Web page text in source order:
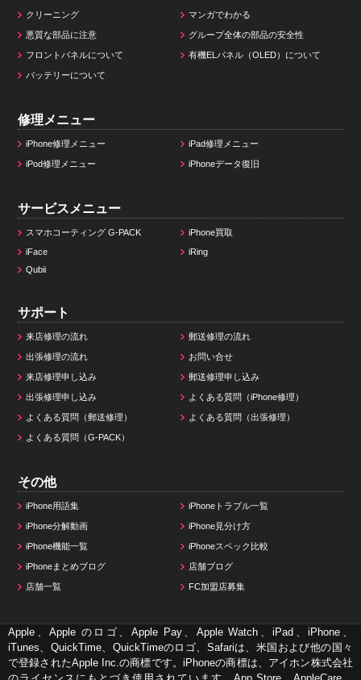
クリーニング マンガでわかる
悪質な部品に注意 グループ全体の部品の安全性
フロントパネルについて 有機ELパネル（OLED）について
バッテリーについて
修理メニュー
iPhone修理メニュー iPad修理メニュー
iPod修理メニュー iPhoneデータ復旧
サービスメニュー
スマホコーティング G-PACK
iPhone買取
iFace
iRing
Qubii
サポート
来店修理の流れ 郵送修理の流れ
出張修理の流れ お問い合せ
来店修理申し込み 郵送修理申し込み
出張修理申し込み よくある質問（iPhone修理）
よくある質問（郵送修理） よくある質問（出張修理）
よくある質問（G-PACK）
その他
iPhone用語集 iPhoneトラブル一覧
iPhone分解動画 iPhone見分け方
iPhone機能一覧 iPhoneスペック比較
iPhoneまとめブログ 店舗ブログ
店舗一覧 FC加盟店募集
Apple、Apple のロゴ、Apple Pay、Apple Watch、iPad、iPhone、
iTunes、QuickTime、QuickTimeのロゴ、Safariは、米国および他の国々
で登録されたApple Inc.の商標です。iPhoneの商標は、アイホン株式会社